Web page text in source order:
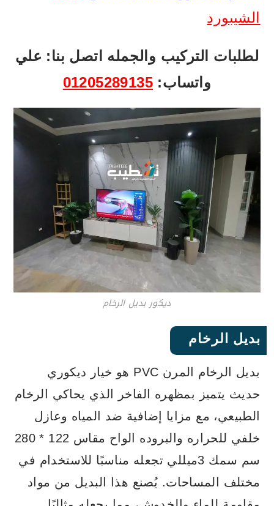
الشيبورد
لطلبات التركيب والجمله اتصل بنا: علي
واتساب: 01205289135
ديكور بديل الرخام
بديل الرخام
بديل الرخام المرن PVC هو خيار ديكوري
حديث يتميز بمظهره الفاخر الذي يحاكي الرخام
الطبيعي، مع مزايا إضافية ضد المياه وعازل
خلفي للحراره والبروده الواح مقاس 122 * 280
سم سمك 3ميللي تجعله مناسبًا للاستخدام في
مختلف المساحات. يُصنع هذا البديل من مواد